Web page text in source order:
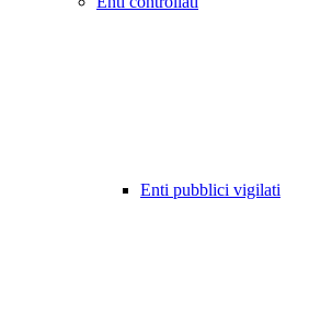
Enti pubblici vigilati